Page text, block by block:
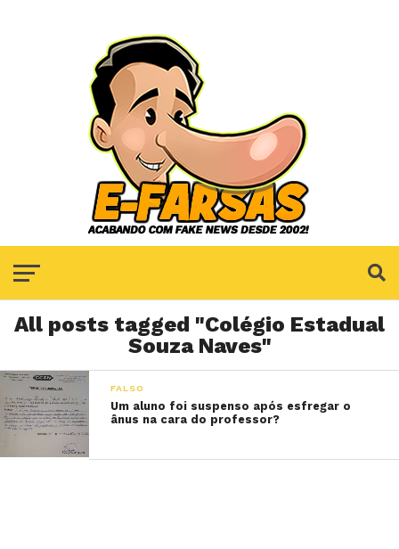
All posts tagged "Colégio Estadual
Souza Naves"
FALSO
Um aluno foi suspenso após esfregar o
ânus na cara do professor?